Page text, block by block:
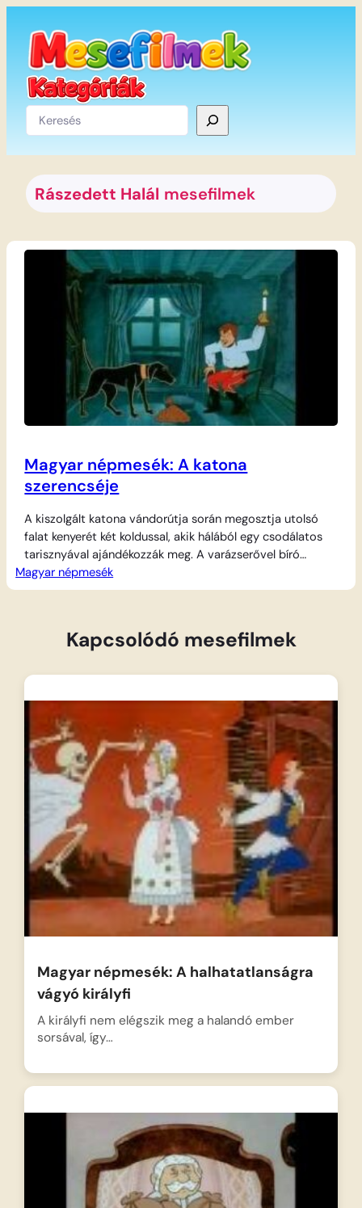
tartalomhoz
Keresés
Rászedett Halál mesefilmek
Magyar népmesék: A katona
szerencséje
A kiszolgált katona vándorútja során megosztja utolsó
falat kenyerét két koldussal, akik hálából egy csodálatos
tarisznyával ajándékozzák meg. A varázserővel bíró
zsákba bármi vagy bárki beleugrik, ha a katona úgy
parancsolja. Ezzel a különleges képességgel felszerelkezve
majd magát a Halált is…
Magyar népmesék
Kapcsolódó mesefilmek
Magyar népmesék: A halhatatlanságra
vágyó királyfi
A királyfi nem elégszik meg a halandó ember
sorsával, így…